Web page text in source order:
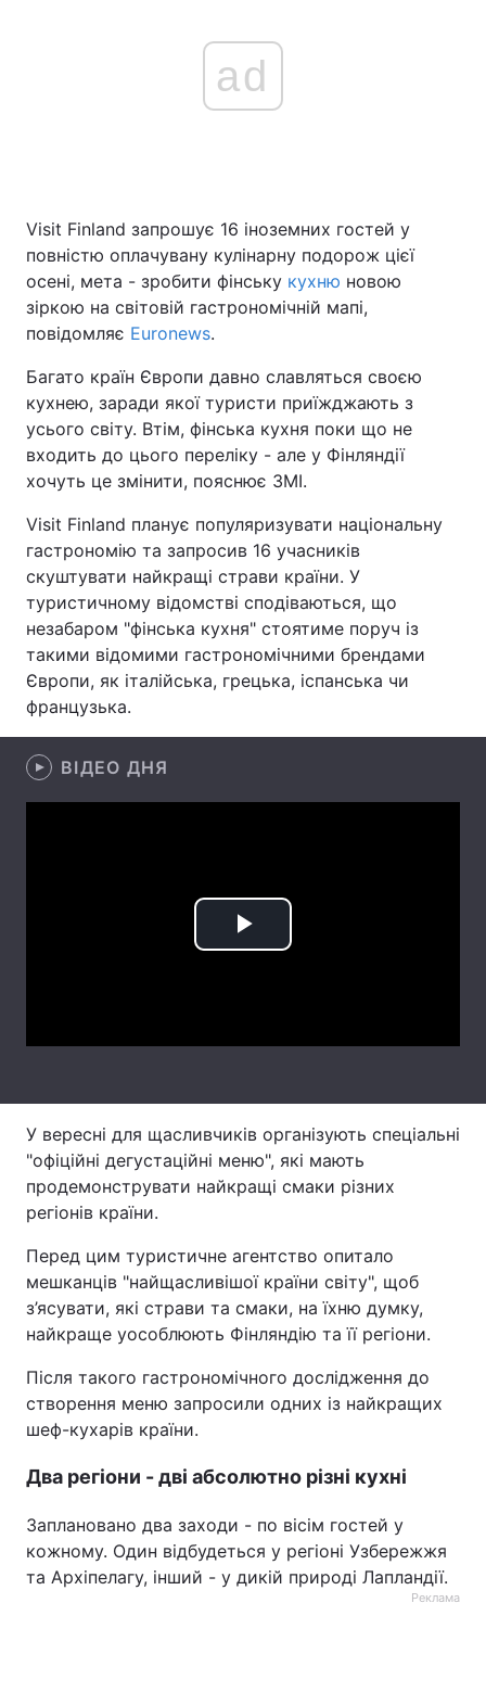
Економіка
Спорт Наука
Техно і зв'язок
Зброя Інциденти
Здоров'я Туризм
Цікавинки Погода
Екологія Регіони
Лонгріди
Відео з Youtube Статті
Інтерв'ю Думки
Архів Вакансії
ad
Visit Finland запрошує 16 іноземних гостей у
повністю оплачувану кулінарну подорож цієї
осені, мета - зробити фінську кухню новою
зіркою на світовій гастрономічній мапі,
повідомляє Euronews.
Багато країн Європи давно славляться своєю
кухнею, заради якої туристи приїжджають з
усього світу. Втім, фінська кухня поки що не
входить до цього переліку - але у Фінляндії
хочуть це змінити, пояснює ЗМІ.
Visit Finland планує популяризувати національну
гастрономію та запросив 16 учасників
скуштувати найкращі страви країни. У
туристичному відомстві сподіваються, що
незабаром "фінська кухня" стоятиме поруч із
такими відомими гастрономічними брендами
Європи, як італійська, грецька, іспанська чи
французька.
ВІДЕО ДНЯ
Play
У вересні для щасливчиків організують спеціальні
"офіційні дегустаційні меню", які мають
продемонструвати найкращі смаки різних
регіонів країни.
Перед цим туристичне агентство опитало
мешканців "найщасливішої країни світу", щоб
з’ясувати, які страви та смаки, на їхню думку,
найкраще уособлюють Фінляндію та її регіони.
Після такого гастрономічного дослідження до
створення меню запросили одних із найкращих
шеф-кухарів країни.
Два регіони - дві абсолютно різні кухні
Заплановано два заходи - по вісім гостей у
кожному. Один відбудеться у регіоні Узбережжя
та Архіпелагу, інший - у дикій природі Лапландії.
Реклама